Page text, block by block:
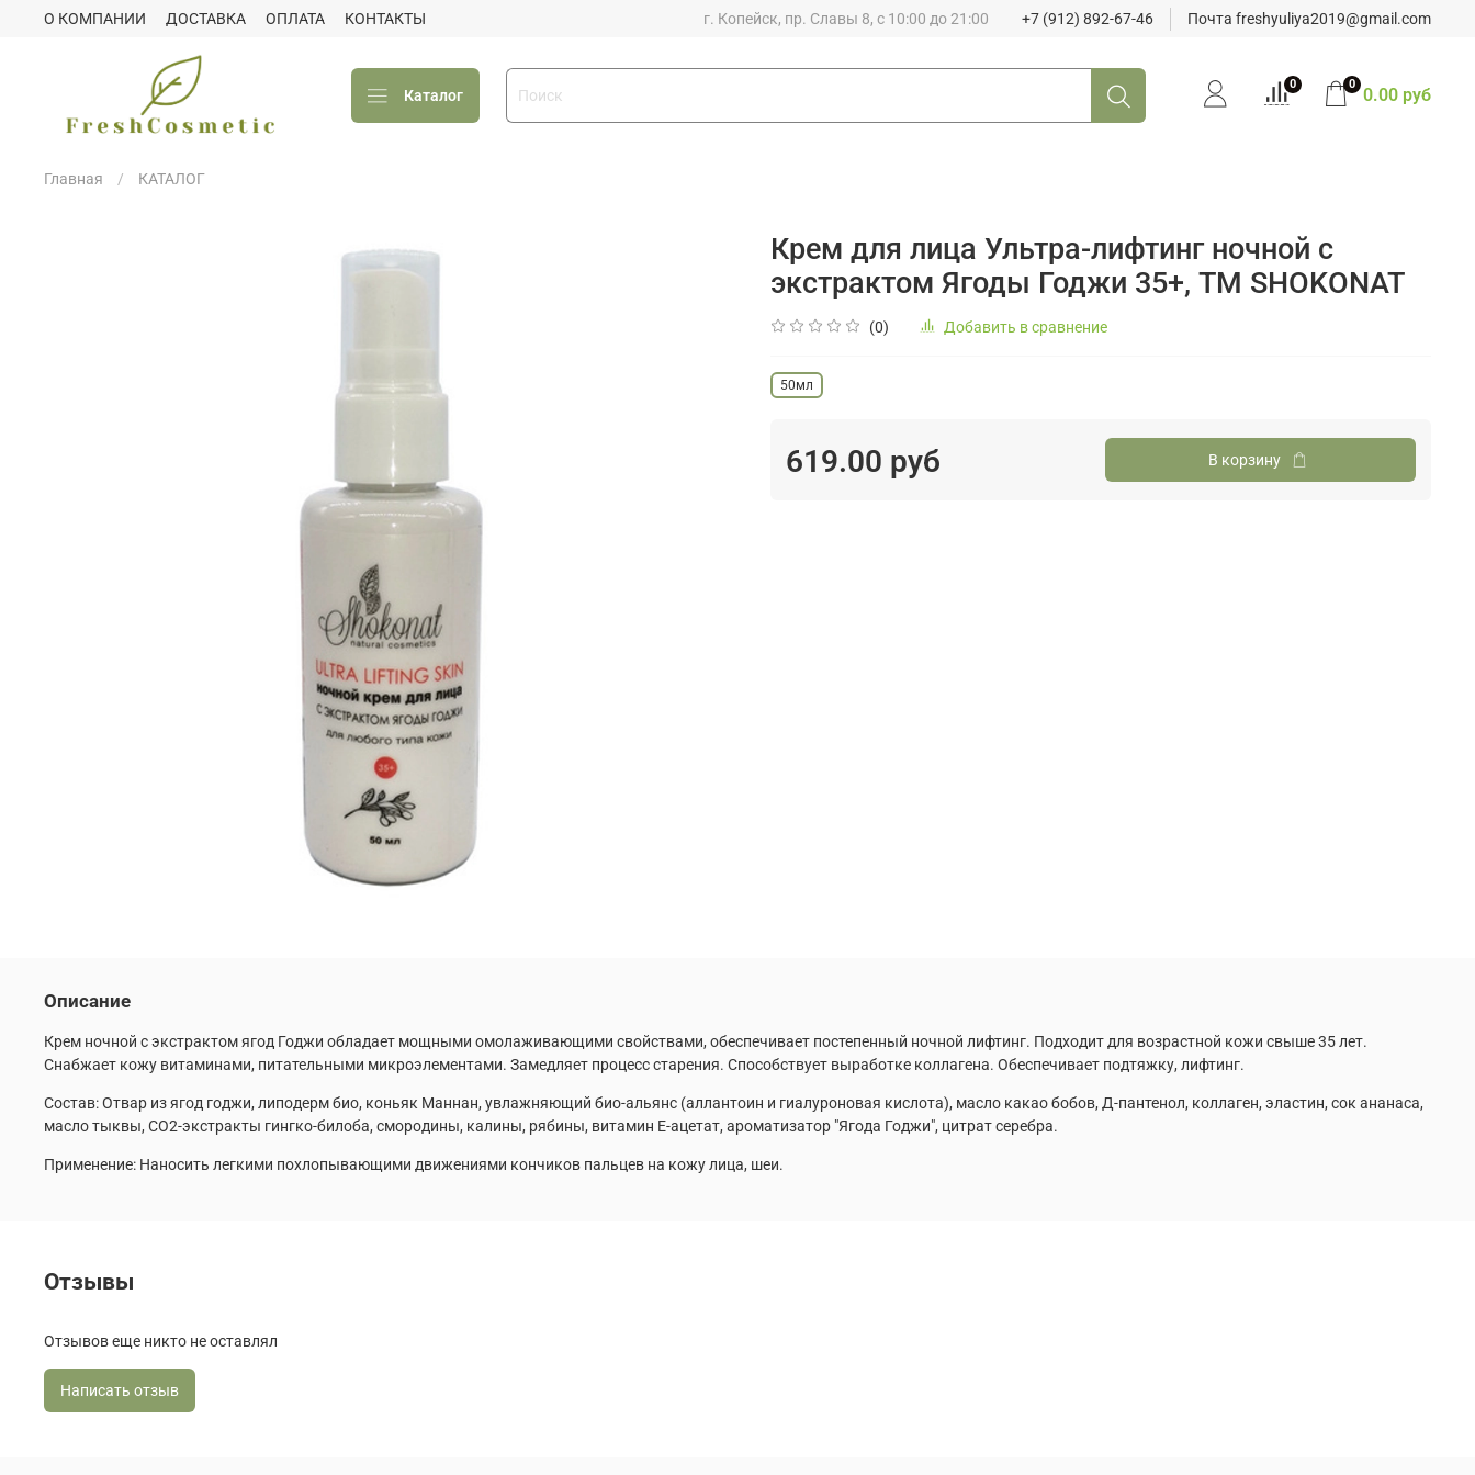
О КОМПАНИИ ДОСТАВКА ОПЛАТА КОНТАКТЫ г. Копейск, пр. Славы 8, с 10:00 до 21:00 +7 (912) 892-67-46 Почта freshyuliya2019@gmail.com
Каталог
0 0 0.00 руб
Главная КАТАЛОГ
Крем для лица Ультра-лифтинг ночной с
экстрактом Ягоды Годжи 35+, ТМ SHOKONAT
(0) Добавить в сравнение
50мл
619.00 руб В корзину
Описание
Крем ночной с экстрактом ягод Годжи обладает мощными омолаживающими свойствами, обеспечивает постепенный ночной лифтинг. Подходит для возрастной кожи свыше 35 лет.
Снабжает кожу витаминами, питательными микроэлементами. Замедляет процесс старения. Способствует выработке коллагена. Обеспечивает подтяжку, лифтинг.
Состав: Отвар из ягод годжи, липодерм био, коньяк Маннан, увлажняющий био-альянс (аллантоин и гиалуроновая кислота), масло какао бобов, Д-пантенол, коллаген, эластин, сок ананаса,
масло тыквы, СО2-экстракты гингко-билоба, смородины, калины, рябины, витамин Е-ацетат, ароматизатор "Ягода Годжи", цитрат серебра.
Применение: Наносить легкими похлопывающими движениями кончиков пальцев на кожу лица, шеи.
Отзывы
Отзывов еще никто не оставлял
Написать отзыв